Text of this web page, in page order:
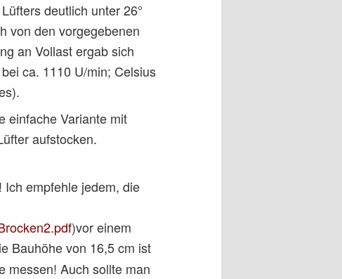
deutlich unter 26°
von den vorgegebenen
an Vollast ergab sich
ca. 1110 U/min; Celsius
einfache Variante mit
aufstocken.
empfehle jedem, die
)vor einem
Bauhöhe von 16,5 cm ist
messen! Auch sollte man